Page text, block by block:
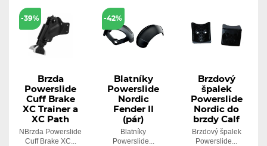
-39%
Brzda
Powerslide
Cuff Brake
XC Trainer a
XC Path
NBrzda Powerslide
Cuff Brake XC...
-42%
Blatníky
Powerslide
Nordic
Fender II
(pár)
Blatníky
Powerslide...
Brzdový
špalek
Powerslide
Nordic do
brzdy Calf
Brzdový špalek
Powerslide...